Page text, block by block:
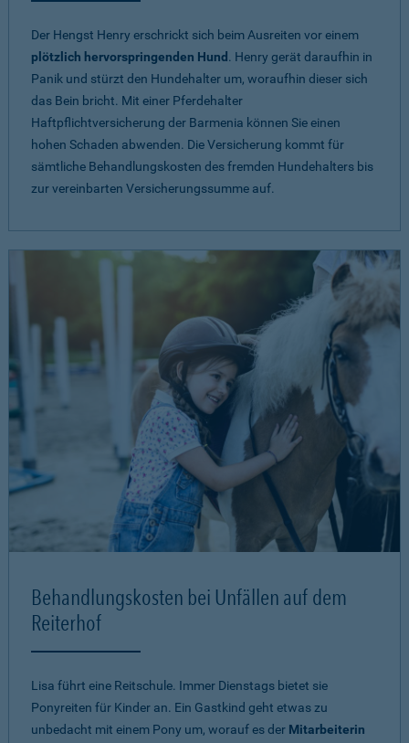
Der Hengst Henry erschrickt sich beim Ausreiten vor einem
plötzlich hervorspringenden Hund . Henry gerät daraufhin in
Panik und stürzt den Hundehalter um, woraufhin dieser sich
das Bein bricht. Mit einer Pferdehalter
Haftpflichtversicherung der Barmenia können Sie einen
hohen Schaden abwenden. Die Versicherung kommt für
sämtliche Behandlungskosten des fremden Hundehalters bis
zur vereinbarten Versicherungssumme auf.
Behandlungskosten bei Unfällen auf dem
Reiterhof
Lisa führt eine Reitschule. Immer Dienstags bietet sie
Ponyreiten für Kinder an. Ein Gastkind geht etwas zu
unbedacht mit einem Pony um, worauf es der Mitarbeiterin